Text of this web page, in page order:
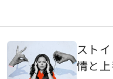
スト
情と